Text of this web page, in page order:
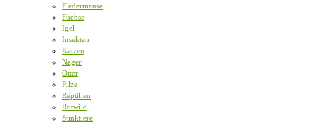
Fledermäuse
Füchse
Igel
Insekten
Katzen
Nager
Otter
Pilze
Reptilien
Rotwild
Stinktiere